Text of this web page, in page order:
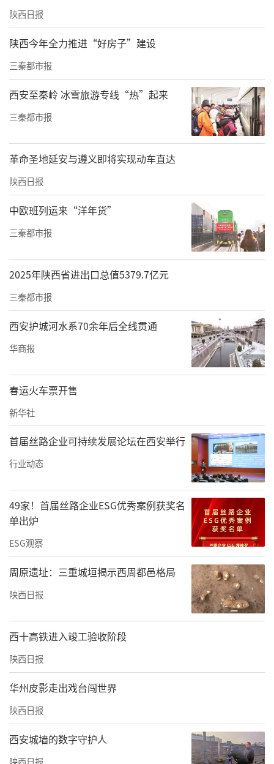
陕西日报
陕西今年全力推进“好房子”建设
三秦都市报
西安至秦岭 冰雪旅游专线“热”起来
三秦都市报
革命圣地延安与遵义即将实现动车直达
陕西日报
中欧班列运来“洋年货”
三秦都市报
2025年陕西省进出口总值5379.7亿元
三秦都市报
西安护城河水系70余年后全线贯通
华商报
春运火车票开售
新华社
首届丝路企业可持续发展论坛在西安举行
行业动态
49家！首届丝路企业ESG优秀案例获奖名
单出炉
ESG观察
周原遗址：三重城垣揭示西周都邑格局
陕西日报
西十高铁进入竣工验收阶段
陕西日报
华州皮影走出戏台闯世界
陕西日报
西安城墙的数字守护人
陕西日报